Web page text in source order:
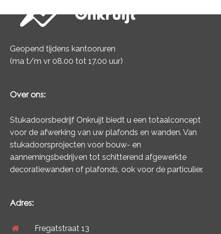
Geopend tijdens kantooruren
(ma t/m vr 08.00 tot 17.00 uur)
Over ons:
Stukadoorsbedrijf Onkruijt biedt u een totaalconcept
voor de afwerking van uw plafonds en wanden. Van
stukadoorsprojecten voor bouw- en
aannemingsbedrijven tot schitterend afgewerkte
decoratiewanden of plafonds, ook voor de particulier.
Adres:
Fregatstraat 13